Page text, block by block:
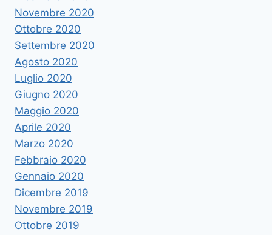
Novembre 2020
Ottobre 2020
Settembre 2020
Agosto 2020
Luglio 2020
Giugno 2020
Maggio 2020
Aprile 2020
Marzo 2020
Febbraio 2020
Gennaio 2020
Dicembre 2019
Novembre 2019
Ottobre 2019